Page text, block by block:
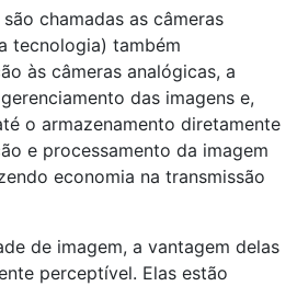
chamadas as câmeras
tecnologia) também
às câmeras analógicas, a
das imagens e,
o armazenamento diretamente
e processamento da imagem
economia na transmissão
de imagem, a vantagem delas
perceptível. Elas estão